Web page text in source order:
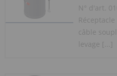
N° d'art.
câble
levage [...]